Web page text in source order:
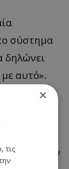
σύστημα
δηλώνει
αυτό».
Μάριο
των
×
τις